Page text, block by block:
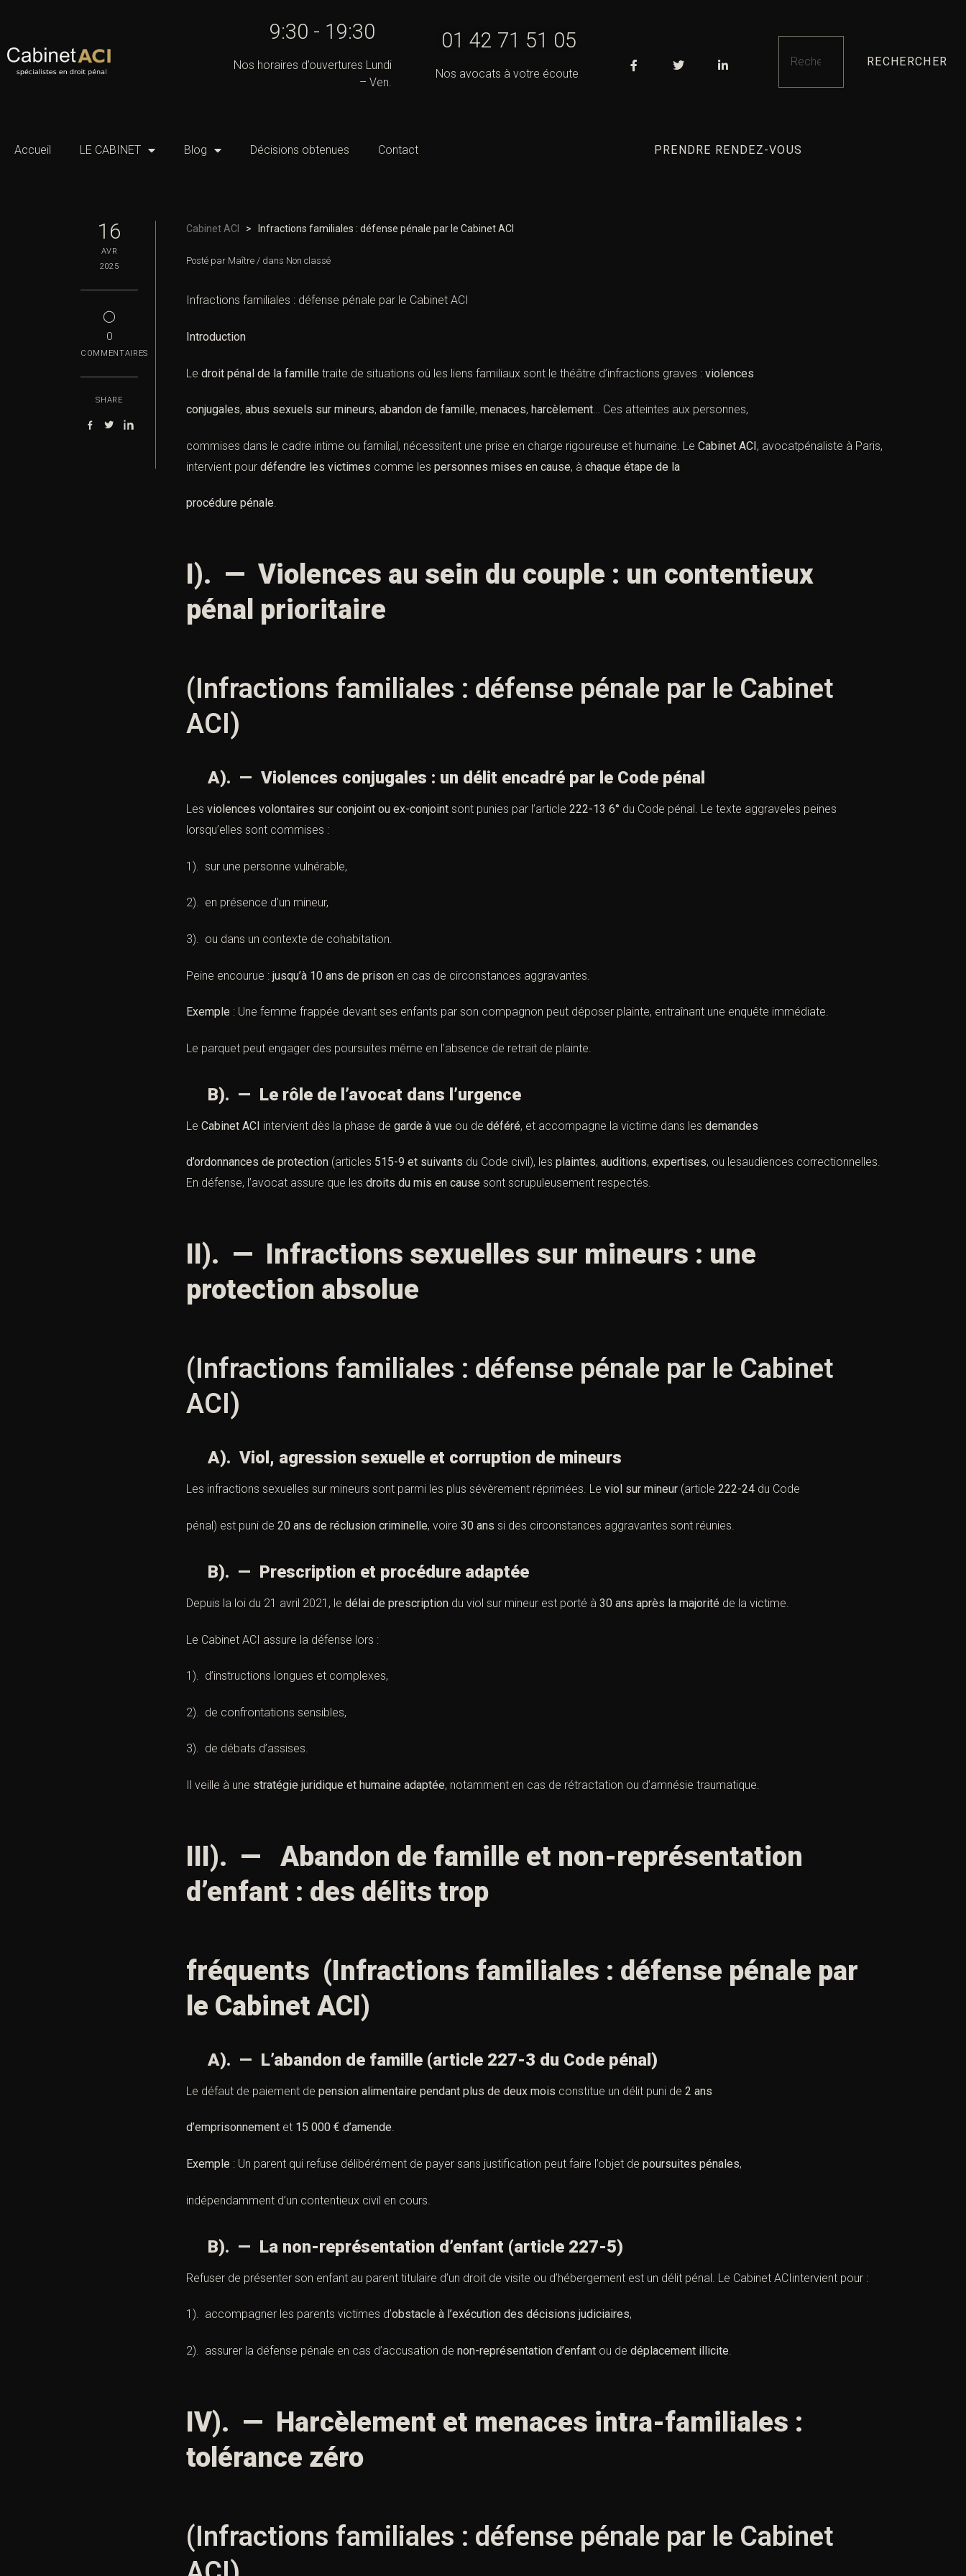
9:30 - 19:30
Nos horaires d’ouvertures Lundi
– Ven.
01 42 71 51 05
Nos avocats à votre écoute
RECHERCHER
Accueil LE CABINET Blog Décisions obtenues Contact PRENDRE RENDEZ-VOUS
16
AVR
2025
◯
0
COMMENTAIRES
SHARE
Cabinet ACI > Infractions familiales : défense pénale par le Cabinet ACI
Posté par Maître / dans Non classé
Infractions familiales : défense pénale par le Cabinet ACI
Introduction
Le droit pénal de la famille traite de situations où les liens familiaux sont le théâtre d’infractions graves : violences
conjugales, abus sexuels sur mineurs, abandon de famille, menaces, harcèlement… Ces atteintes aux personnes,
commises dans le cadre intime ou familial, nécessitent une prise en charge rigoureuse et humaine. Le Cabinet ACI, avocatpénaliste à Paris,
intervient pour défendre les victimes comme les personnes mises en cause, à chaque étape de la
procédure pénale.
I). — Violences au sein du couple : un contentieux
pénal prioritaire
(Infractions familiales : défense pénale par le Cabinet
ACI)
A). — Violences conjugales : un délit encadré par le Code pénal
Les violences volontaires sur conjoint ou ex-conjoint sont punies par l’article 222-13 6° du Code pénal. Le texte aggraveles peines
lorsqu’elles sont commises :
1). sur une personne vulnérable,
2). en présence d’un mineur,
3). ou dans un contexte de cohabitation.
Peine encourue : jusqu’à 10 ans de prison en cas de circonstances aggravantes.
Exemple : Une femme frappée devant ses enfants par son compagnon peut déposer plainte, entraînant une enquête immédiate.
Le parquet peut engager des poursuites même en l’absence de retrait de plainte.
B). — Le rôle de l’avocat dans l’urgence
Le Cabinet ACI intervient dès la phase de garde à vue ou de déféré, et accompagne la victime dans les demandes
d’ordonnances de protection (articles 515-9 et suivants du Code civil ), les plaintes, auditions, expertises, ou lesaudiences correctionnelles.
En défense, l’avocat assure que les droits du mis en cause sont scrupuleusement respectés.
II). — Infractions sexuelles sur mineurs : une
protection absolue
(Infractions familiales : défense pénale par le Cabinet
ACI)
A). Viol, agression sexuelle et corruption de mineurs
Les infractions sexuelles sur mineurs sont parmi les plus sévèrement réprimées. Le viol sur mineur (article 222-24 du Code
pénal) est puni de 20 ans de réclusion criminelle, voire 30 ans si des circonstances aggravantes sont réunies.
B). — Prescription et procédure adaptée
Depuis la loi du 21 avril 2021, le délai de prescription du viol sur mineur est porté à 30 ans après la majorité de la victime.
Le Cabinet ACI assure la défense lors :
1). d’instructions longues et complexes,
2). de confrontations sensibles,
3). de débats d’assises.
Il veille à une stratégie juridique et humaine adaptée, notamment en cas de rétractation ou d’amnésie traumatique.
III). — Abandon de famille et non-représentation
d’enfant : des délits trop
fréquents (Infractions familiales : défense pénale par
le Cabinet ACI)
A). — L’abandon de famille (article 227-3 du Code pénal )
Le défaut de paiement de pension alimentaire pendant plus de deux mois constitue un délit puni de 2 ans
d’emprisonnement et 15 000 € d’amende.
Exemple : Un parent qui refuse délibérément de payer sans justification peut faire l’objet de poursuites pénales,
indépendamment d’un contentieux civil en cours.
B). — La non-représentation d’enfant (article 227-5)
Refuser de présenter son enfant au parent titulaire d’un droit de visite ou d’hébergement est un délit pénal. Le Cabinet ACIintervient pour :
1). accompagner les parents victimes d’obstacle à l’exécution des décisions judiciaires,
2). assurer la défense pénale en cas d’accusation de non-représentation d’enfant ou de déplacement illicite.
IV). — Harcèlement et menaces intra-familiales :
tolérance zéro
(Infractions familiales : défense pénale par le Cabinet